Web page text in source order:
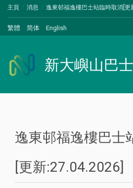
主頁 消息 逸東邨福逸樓巴士站臨時取消[更
繁體 简体 English
新大嶼山巴士
逸東邨福逸樓巴士
[更新:27.04.2026]